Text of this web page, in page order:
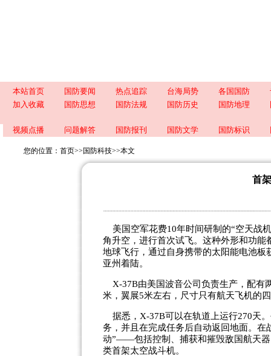
本站首页 国防要闻 热点追踪 台海局势 各国国防
加入收藏
国防思想 国防法规 国防历史 国防地理
视频点播 问题解答 国防报刊 国防文学 国防标识
您的位置： 首页>> 国防科技>>本文
首
美国空军花费10年时间研制的“空天战
角升空，进行首次试飞。这种外形和功能
地球飞行，通过自身携带的太阳能电池
亚州着陆。
X-37B由美国波音公司负责生产，配有
米，翼展5米左右，尺寸只有航天飞机的
据悉，X-37B可以在轨道上运行270天
务，并且在完成任务后自动返回地面。
动”——包括控制、捕获和摧毁敌国航天
类首架太空战斗机。